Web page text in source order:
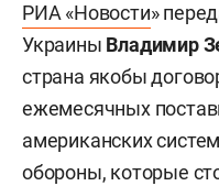
РИА «Новости»
Украины Владимир
страна якобы
ежемесячных
американских
обороны, которые